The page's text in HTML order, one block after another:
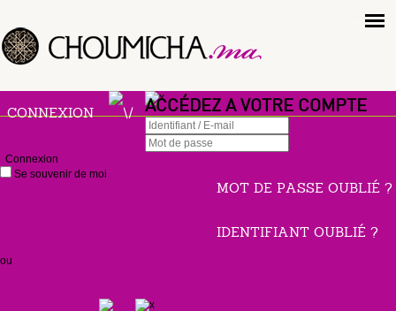
CONNEXION ACCÉDEZ A VOTRE COMPTE
Connexion
Se souvenir de moi
MOT DE PASSE OUBLIÉ ?
IDENTIFIANT OUBLIÉ ?
ou